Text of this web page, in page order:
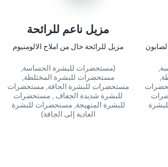
مزيل ناعم للرائحة
مزيل للرائحة خال من املاح الالومنيوم
(مستحضرات للبشرة الحساسة,
مستحضرات للبشرة المختلطة,
مستحضرات للبشرة الجافة, مستحضرات
للبشرة شديدة الجفاف , مستحضرات
للبشرة المتهيجة, مستحضرات للبشرة
العادية إلى الجافة)